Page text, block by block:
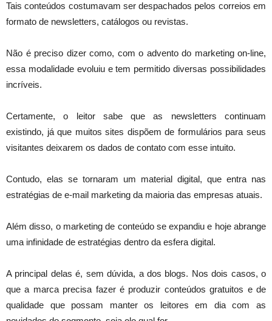
Tais conteúdos costumavam ser despachados pelos correios em
formato de newsletters, catálogos ou revistas.
Não é preciso dizer como, com o advento do marketing on-line,
essa modalidade evoluiu e tem permitido diversas possibilidades
incríveis.
Certamente, o leitor sabe que as newsletters continuam
existindo, já que muitos sites dispõem de formulários para seus
visitantes deixarem os dados de contato com esse intuito.
Contudo, elas se tornaram um material digital, que entra nas
estratégias de e-mail marketing da maioria das empresas atuais.
Além disso, o marketing de conteúdo se expandiu e hoje abrange
uma infinidade de estratégias dentro da esfera digital.
A principal delas é, sem dúvida, a dos blogs. Nos dois casos, o
que a marca precisa fazer é produzir conteúdos gratuitos e de
qualidade que possam manter os leitores em dia com as